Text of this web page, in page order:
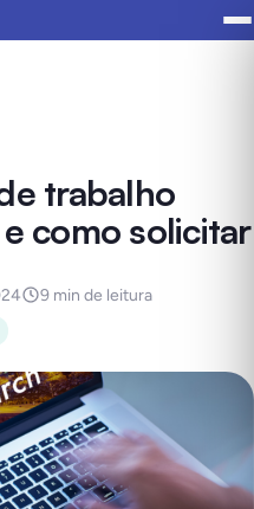
trabalho
como solicitar
9 min de leitura